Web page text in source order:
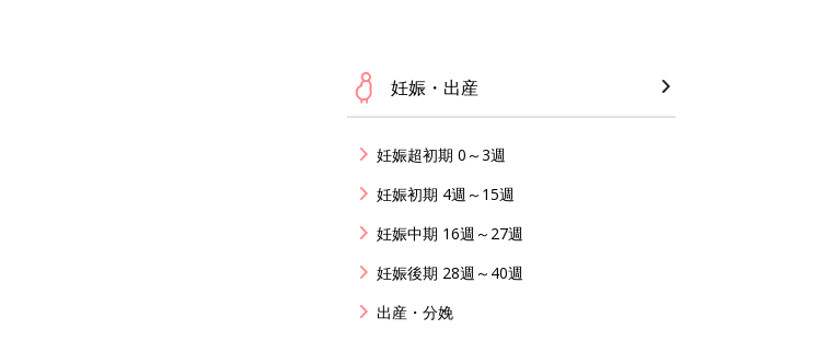
妊娠・出産
妊娠超初期 0～3週
妊娠初期 4週～15週
妊娠中期 16週～27週
妊娠後期 28週～40週
出産・分娩